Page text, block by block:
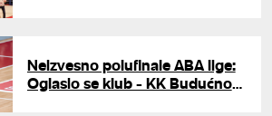
Neizvesno polufinale ABA lige:
Oglasio se klub - KK Budućnost